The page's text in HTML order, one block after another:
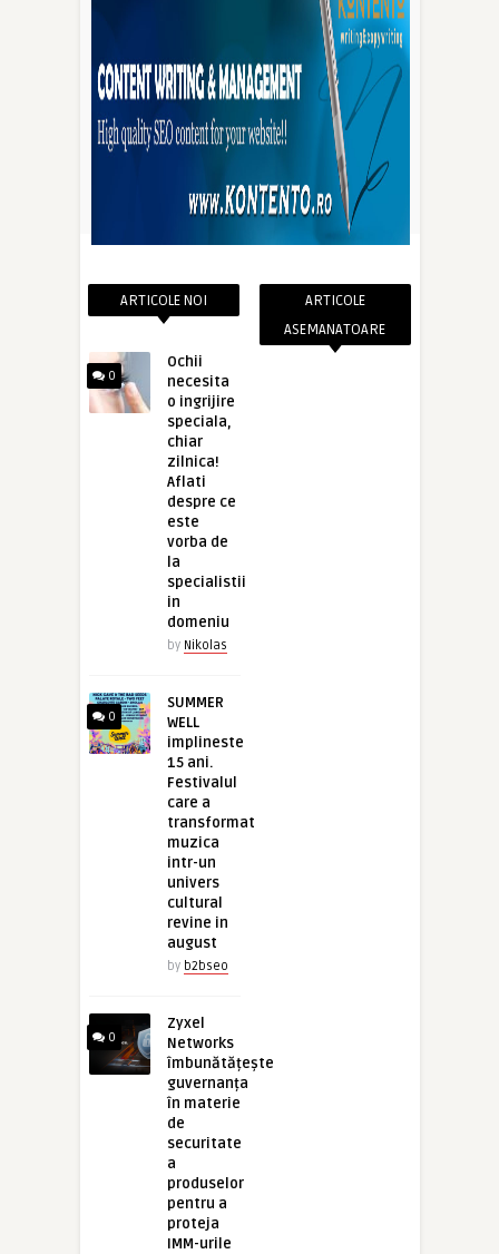
ARTICOLE NOI
0
Ochii
necesita
o ingrijire
speciala,
chiar
zilnica!
Aflati
despre ce
este
vorba de
la
specialistii
in
domeniu
by Nikolas
0
SUMMER
WELL
implineste
15 ani.
Festivalul
care a
transformat
muzica
intr-un
univers
cultural
revine in
august
by b2bseo
0
Zyxel
Networks
îmbunătățește
guvernanța
în materie
de
securitate
a
produselor
pentru a
proteja
IMM-urile
ARTICOLE
ASEMANATOARE